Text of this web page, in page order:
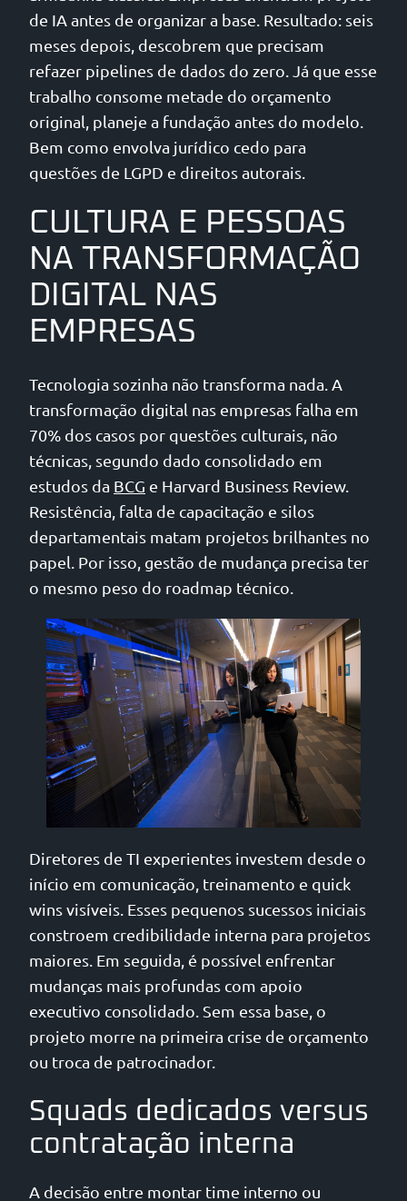
de IA antes de organizar a base. Resultado: seis
meses depois, descobrem que precisam
refazer pipelines de dados do zero. Já que esse
trabalho consome metade do orçamento
original, planeje a fundação antes do modelo.
Bem como envolva jurídico cedo para
questões de LGPD e direitos autorais.
CULTURA E PESSOAS
NA TRANSFORMAÇÃO
DIGITAL NAS
EMPRESAS
Tecnologia sozinha não transforma nada. A
transformação digital nas empresas falha em
70% dos casos por questões culturais, não
técnicas, segundo dado consolidado em
estudos da BCG e Harvard Business Review.
Resistência, falta de capacitação e silos
departamentais matam projetos brilhantes no
papel. Por isso, gestão de mudança precisa ter
o mesmo peso do roadmap técnico.
Diretores de TI experientes investem desde o
início em comunicação, treinamento e quick
wins visíveis. Esses pequenos sucessos iniciais
constroem credibilidade interna para projetos
maiores. Em seguida, é possível enfrentar
mudanças mais profundas com apoio
executivo consolidado. Sem essa base, o
projeto morre na primeira crise de orçamento
ou troca de patrocinador.
Squads dedicados versus
contratação interna
A decisão entre montar time interno ou